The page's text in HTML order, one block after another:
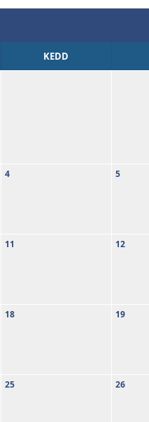
KEDD
4 5
11 12
18 19
25 26